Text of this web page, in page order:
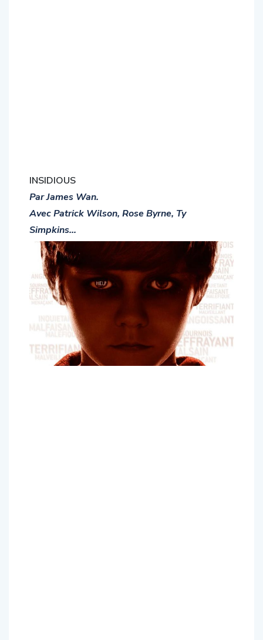
INSIDIOUS
Par James Wan.
Avec Patrick Wilson, Rose Byrne, Ty
Simpkins…